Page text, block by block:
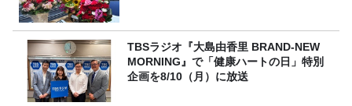
TBSラジオ『大島由香里 BRAND-NEW
MORNING』で「健康ハートの日」特別
企画を8/10（月）に放送